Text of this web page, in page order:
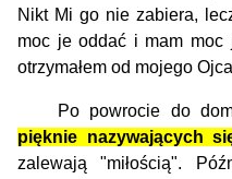
Nikt Mi go nie zabiera,
moc je oddać i mam moc
otrzymałem od mojego
Po powrocie do
pięknie nazywających
zalewają "miłością".